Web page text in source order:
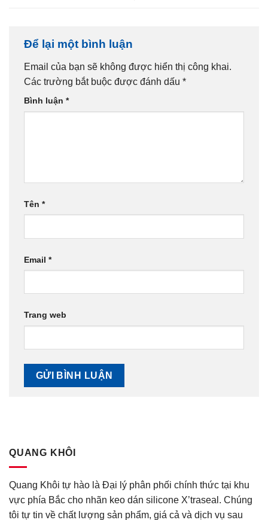
Để lại một bình luận
Email của bạn sẽ không được hiển thị công khai.
Các trường bắt buộc được đánh dấu *
Bình luận *
Tên *
Email *
Trang web
QUANG KHÔI
Quang Khôi tự hào là Đại lý phân phối chính thức tại khu
vực phía Bắc cho nhãn keo dán silicone X’traseal. Chúng
tôi tự tin về chất lượng sản phẩm, giá cả và dịch vụ sau